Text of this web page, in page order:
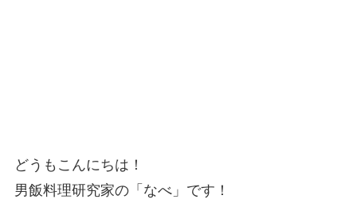
どうもこんにちは！
男飯料理研究家の「なべ」です！